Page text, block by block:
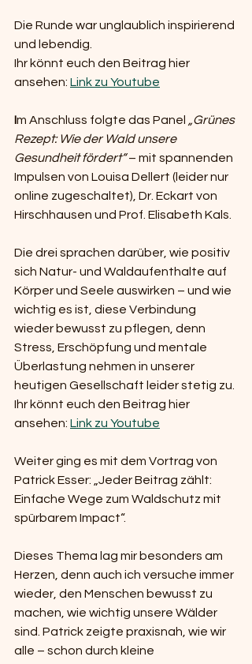
Die Runde war unglaublich inspirierend
und lebendig.
Ihr könnt euch den Beitrag hier
ansehen: Link zu Youtube
Im Anschluss folgte das Panel „Grünes
Rezept: Wie der Wald unsere
Gesundheit fördert“ – mit spannenden
Impulsen von Louisa Dellert (leider nur
online zugeschaltet), Dr. Eckart von
Hirschhausen und Prof. Elisabeth Kals.
Die drei sprachen darüber, wie positiv
sich Natur- und Waldaufenthalte auf
Körper und Seele auswirken – und wie
wichtig es ist, diese Verbindung
wieder bewusst zu pflegen, denn
Stress, Erschöpfung und mentale
Überlastung nehmen in unserer
heutigen Gesellschaft leider stetig zu.
Ihr könnt euch den Beitrag hier
ansehen: Link zu Youtube
Weiter ging es mit dem Vortrag von
Patrick Esser: „Jeder Beitrag zählt:
Einfache Wege zum Waldschutz mit
spürbarem Impact“.
Dieses Thema lag mir besonders am
Herzen, denn auch ich versuche immer
wieder, den Menschen bewusst zu
machen, wie wichtig unsere Wälder
sind. Patrick zeigte praxisnah, wie wir
alle – schon durch kleine